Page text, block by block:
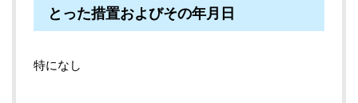
とった措置およびその年月日
特になし